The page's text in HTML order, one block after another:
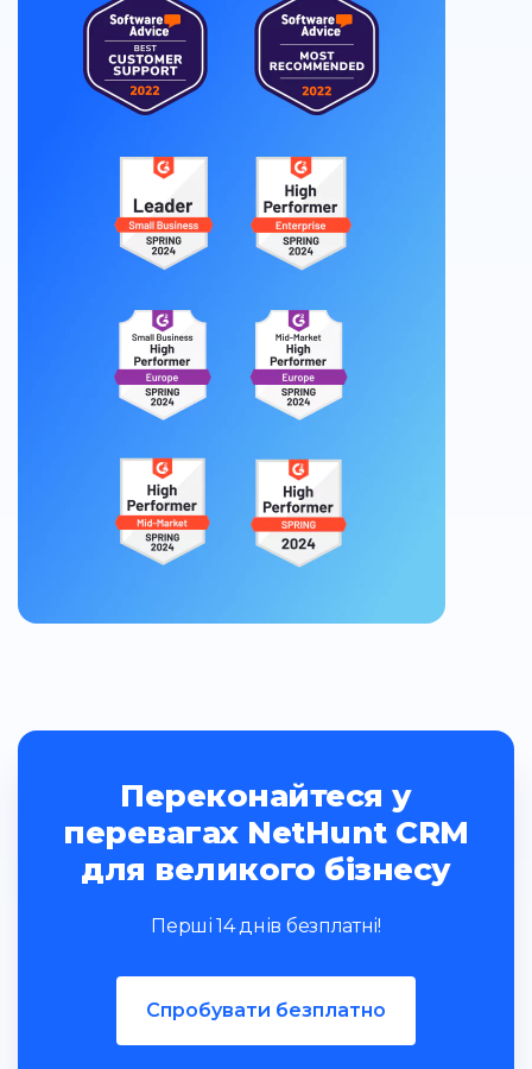
Переконайтеся у
перевагах NetHunt CRM
для великого бізнесу
Перші 14 днів безплатні!
Спробувати безплатно